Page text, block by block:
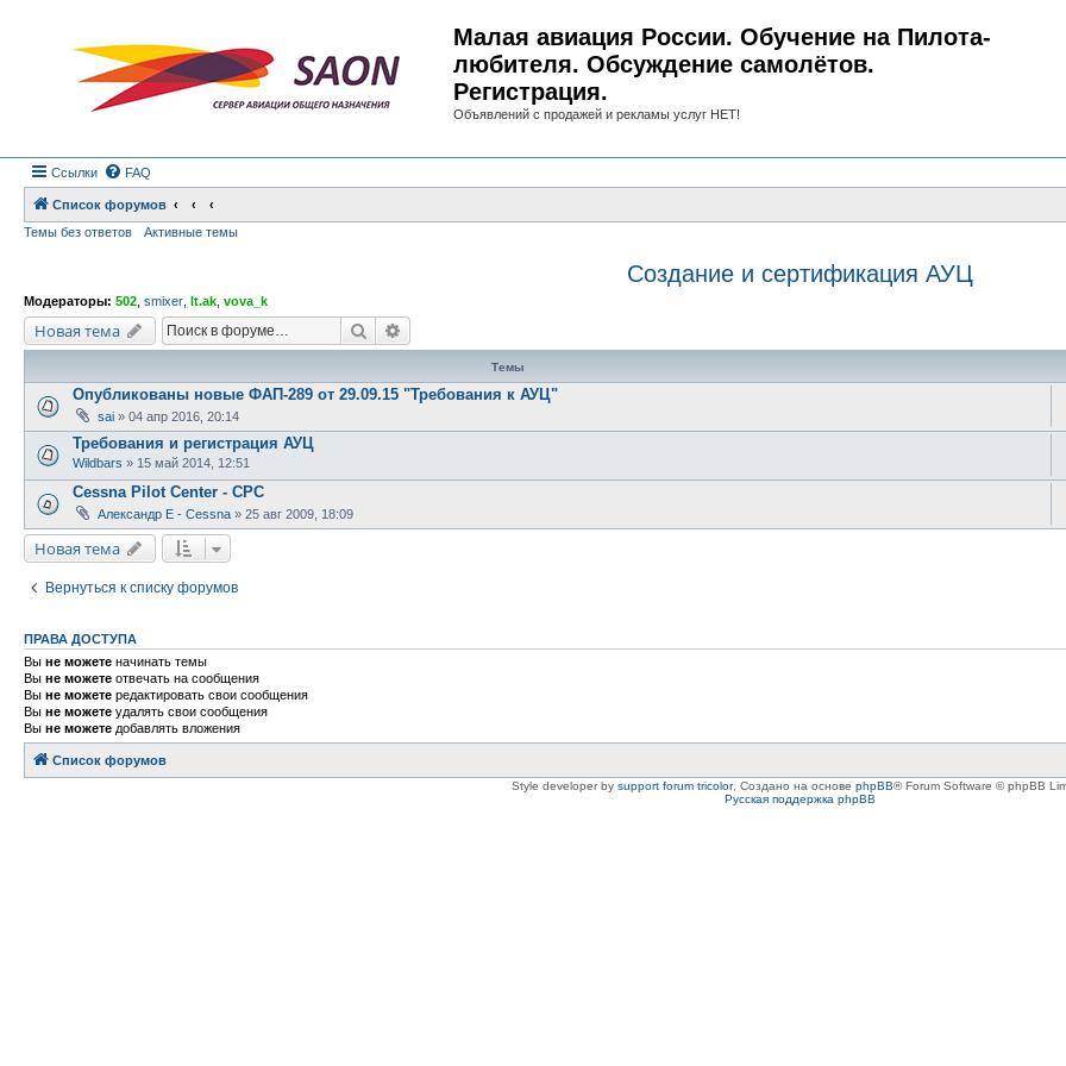
Малая авиация России. Обучение на Пилота-
любителя. Обсуждение самолётов.
Регистрация.
Объявлений с продажей и рекламы услуг НЕТ!
Ссылки FAQ
Список форумов
Темы без ответов
Активные темы
Создание и сертификация АУЦ
Модераторы: 502 smixer lt.ak vova_k
Новая тема Поиск
Темы
Опубликованы новые ФАП-289 от 29.09.15 "Требования к АУЦ"
sai » 04 апр 2016, 20:14
Требования и регистрация АУЦ
Wildbars » 15 май 2014, 12:51
Cessna Pilot Center - CPC
Александр E - Cessna » 25 авг 2009, 18:09
Новая тема
Вернуться к списку форумов
ПРАВА ДОСТУПА
Вы не можете начинать темы
Вы не можете отвечать на сообщения
Вы не можете редактировать свои сообщения
Вы не можете удалять свои сообщения
Вы не можете добавлять вложения
Список форумов
Style developer by support forum tricolor, Создано на основе phpBB® Forum Software © phpBB
Русская поддержка phpBB